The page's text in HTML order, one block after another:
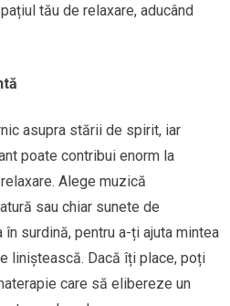
tău de relaxare, aducând
asupra stării de spirit, iar
poate contribui enorm la
Alege muzică
sau chiar sunete de
surdină, pentru a-ți ajuta mintea
liniștească. Dacă îți place, poți
care să elibereze un